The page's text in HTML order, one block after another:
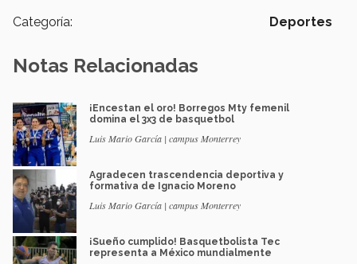
Categoría: Deportes
Notas Relacionadas
¡Encestan el oro! Borregos Mty femenil
domina el 3x3 de basquetbol
Luis Mario García | campus Monterrey
Agradecen trascendencia deportiva y
formativa de Ignacio Moreno
Luis Mario García | campus Monterrey
¡Sueño cumplido! Basquetbolista Tec
representa a México mundialmente